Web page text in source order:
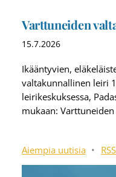
Varttuneiden
15.7.2026
Ikääntyvien,
valtakunnallinen leiri
leirikeskuksessa,
mukaan:
Aiempia uutisia •